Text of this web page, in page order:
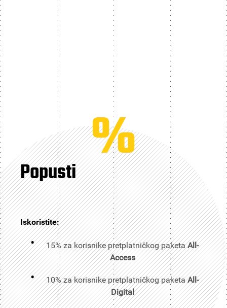
%
Popusti
Iskoristite:
15% za korisnike pretplatničkog paketaAll-
Access
10% za korisnike pretplatničkog paketaAll-
Digital